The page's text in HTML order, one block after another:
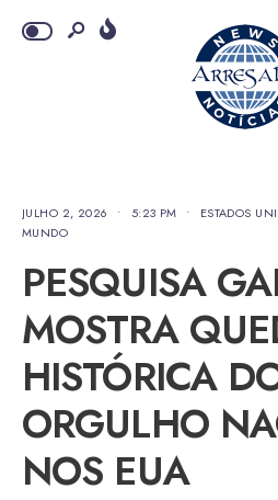
JULHO 2, 2026 • 5:23 PM • ESTADOS
MUNDO
PESQUISA
MOSTRA
HISTÓRICA
ORGULHO
NOS EUA